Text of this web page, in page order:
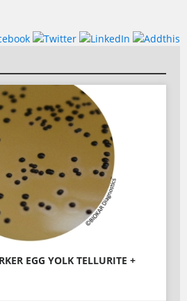
EGG YOLK TELLURITE +